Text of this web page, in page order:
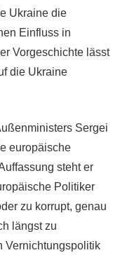
Ukraine die
Einfluss in
Vorgeschichte lässt
die Ukraine
Sergei
europäische
steht er
Politiker
zu korrupt, genau
längst zu
Vernichtungspolitik